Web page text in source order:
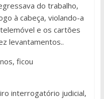
do trabalho,
à cabeça, violando-a
e os cartões
levantamentos..
ficou
interrogatório judicial,